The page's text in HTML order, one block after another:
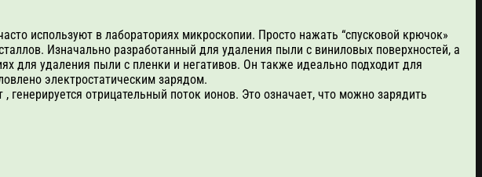
используют в лабораториях микроскопии. Просто нажать “спусковой крючок»
Изначально разработанный для удаления пыли с виниловых поверхностей, а
для удаления пыли с пленки и негативов. Он также идеально подходит для
электростатическим зарядом.
отрицательный поток ионов. Это означает, что можно зарядить